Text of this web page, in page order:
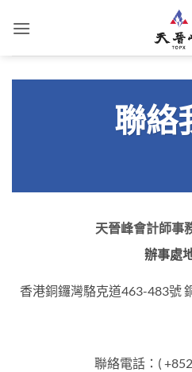
聯絡
天晉峰會計師事
辦事處
香港銅鑼灣駱克道463-483號
聯絡電話：(